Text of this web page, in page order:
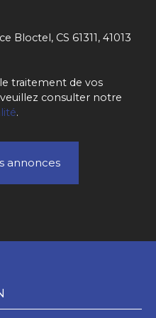
Bloctel, CS 61311, 41013
traitement de vos
consulter notre
.
annonces